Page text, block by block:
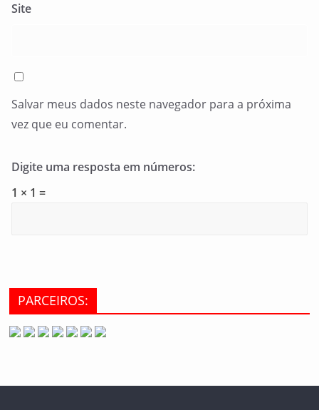
Site
Salvar meus dados neste navegador para a próxima
vez que eu comentar.
Digite uma resposta em números:
1 × 1 =
PARCEIROS: